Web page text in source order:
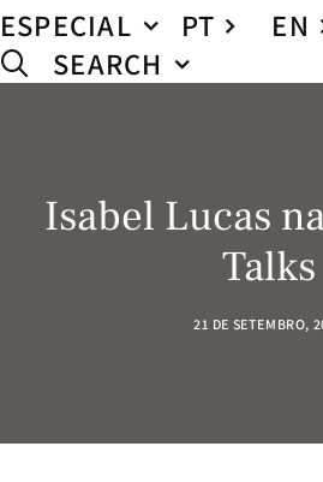
ESPECIAL
PT
EN
SEARCH
Isabel Lucas
Talks
21 DE SETEMBRO,